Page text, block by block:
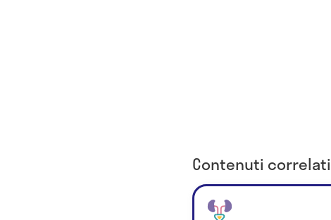
Contenuti correlati